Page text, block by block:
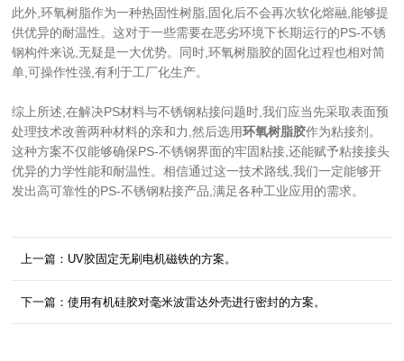
此外,环氧树脂作为一种热固性树脂,固化后不会再次软化熔融,能够提
供优异的耐温性。这对于一些需要在恶劣环境下长期运行的PS-不锈
钢构件来说,无疑是一大优势。同时,环氧树脂胶的固化过程也相对简
单,可操作性强,有利于工厂化生产。
综上所述,在解决PS材料与不锈钢粘接问题时,我们应当先采取表面预
处理技术改善两种材料的亲和力,然后选用环氧树脂胶作为粘接剂。
这种方案不仅能够确保PS-不锈钢界面的牢固粘接,还能赋予粘接接头
优异的力学性能和耐温性。相信通过这一技术路线,我们一定能够开
发出高可靠性的PS-不锈钢粘接产品,满足各种工业应用的需求。
上一篇：UV胶固定无刷电机磁铁的方案。
下一篇：使用有机硅胶对毫米波雷达外壳进行密封的方案。